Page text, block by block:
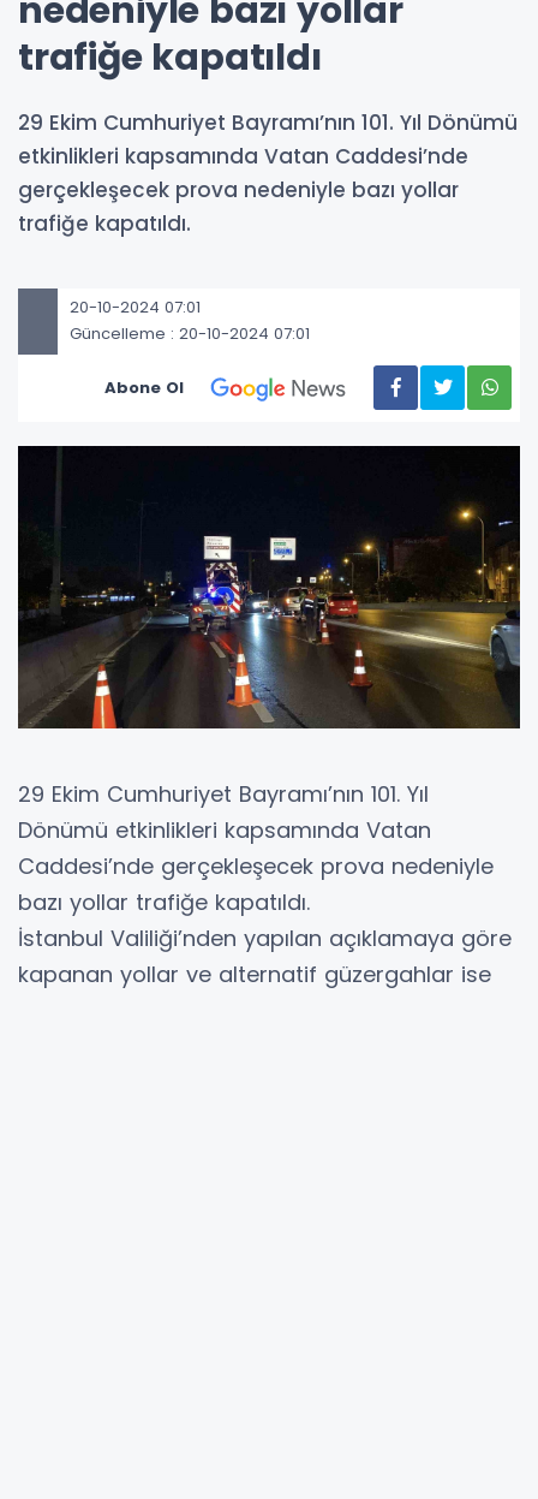
nedeniyle bazı yollar
trafiğe kapatıldı
29 Ekim Cumhuriyet Bayramı’nın 101. Yıl Dönümü
etkinlikleri kapsamında Vatan Caddesi’nde
gerçekleşecek prova nedeniyle bazı yollar
trafiğe kapatıldı.
20-10-2024 07:01
Güncelleme : 20-10-2024 07:01
Abone Ol
29 Ekim Cumhuriyet Bayramı’nın 101. Yıl
Dönümü etkinlikleri kapsamında Vatan
Caddesi’nde gerçekleşecek prova nedeniyle
bazı yollar trafiğe kapatıldı.
İstanbul Valiliği’nden yapılan açıklamaya göre
kapanan yollar ve alternatif güzergahlar ise